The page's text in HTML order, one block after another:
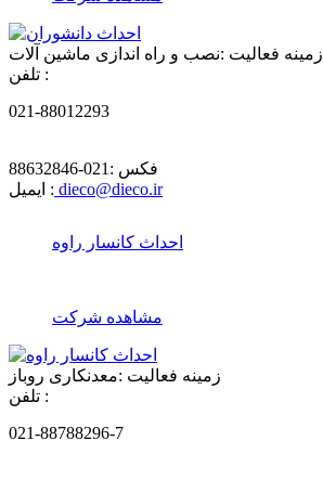
زمینه فعالیت :نصب و راه اندازی ماشین آلات
تلفن :
021-88012293
فکس : 021-88632846
ایمیل : dieco@dieco.ir
احداث کانسار راوه
مشاهده شرکت
زمینه فعالیت :معدنکاری روباز
تلفن :
021-88788296-7